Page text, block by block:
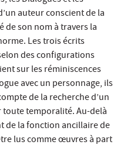
auteur conscient de la
de son nom à travers la
Les trois écrits
des configurations
sur les réminiscences
avec un personnage, ils
de la recherche d’un
toute temporalité. Au-delà
de la fonction ancillaire de
lus comme œuvres à part